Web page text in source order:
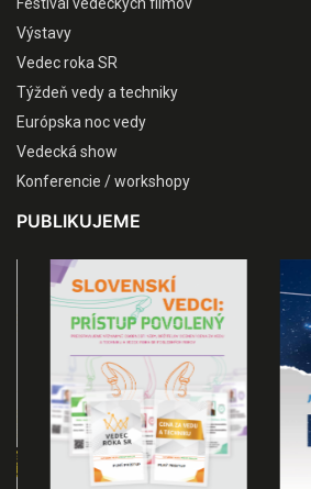
Výstavy
Vedec roka SR
Týždeň vedy a techniky
Európska noc vedy
Vedecká show
Konferencie / workshopy
PUBLIKUJEME